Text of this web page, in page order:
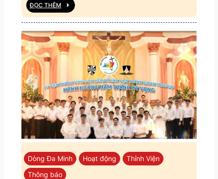
ĐỌC THÊM
Dòng Đa Minh Hoạt động
Thỉnh Viện
Thông báo